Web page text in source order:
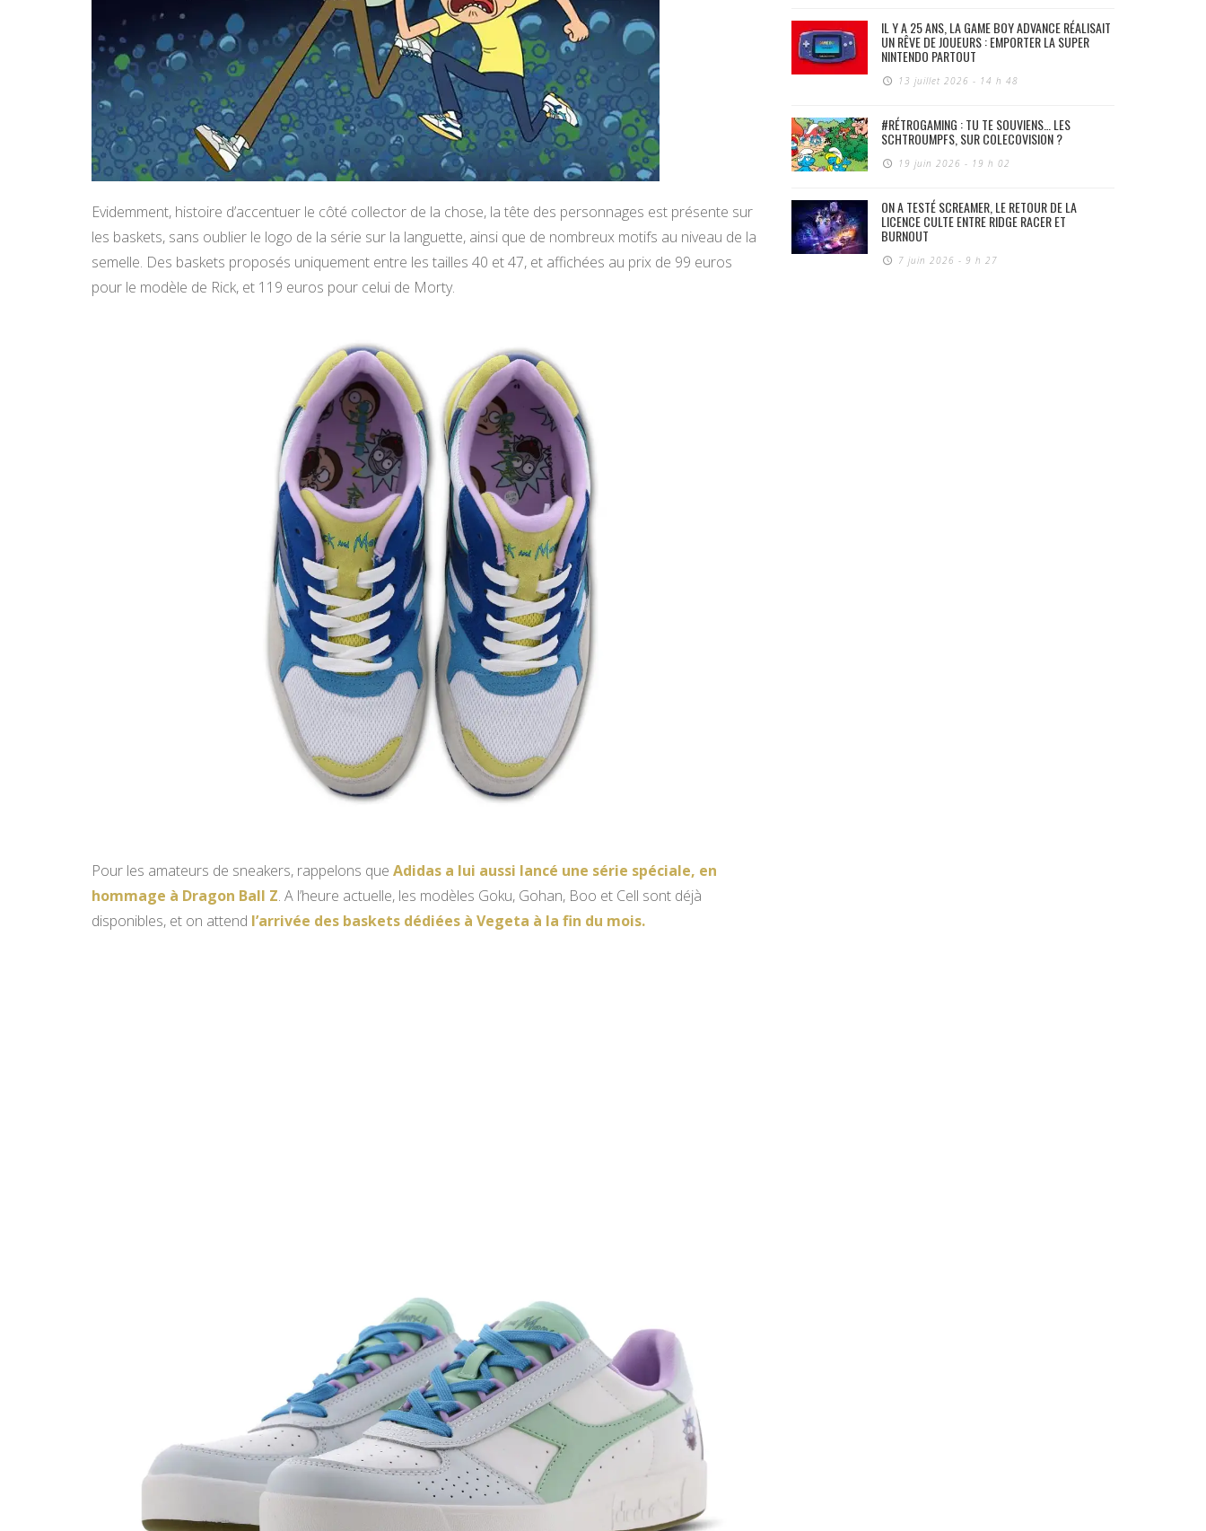
Evidemment, histoire d’accentuer le côté collector de la chose, la tête des personnages est présente sur
les baskets, sans oublier le logo de la série sur la languette, ainsi que de nombreux motifs au niveau de la
semelle. Des baskets proposés uniquement entre les tailles 40 et 47, et affichées au prix de 99 euros
pour le modèle de Rick, et 119 euros pour celui de Morty.
Pour les amateurs de sneakers, rappelons que Adidas a lui aussi lancé une série spéciale, en
hommage à Dragon Ball Z. A l’heure actuelle, les modèles Goku, Gohan, Boo et Cell sont déjà
disponibles, et on attend l’arrivée des baskets dédiées à Vegeta à la fin du mois.
IL Y A 25 ANS, LA GAME BOY ADVANCE RÉALISAIT
UN RÊVE DE JOUEURS : EMPORTER LA SUPER
NINTENDO PARTOUT
13 juillet 2026 - 14 h 48
#RÉTROGAMING : TU TE SOUVIENS… LES
SCHTROUMPFS, SUR COLECOVISION ?
19 juin 2026 - 19 h 02
ON A TESTÉ SCREAMER, LE RETOUR DE LA
LICENCE CULTE ENTRE RIDGE RACER ET
BURNOUT
7 juin 2026 - 9 h 27